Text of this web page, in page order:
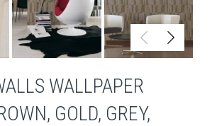
WALLPAPER
GOLD, GREY,